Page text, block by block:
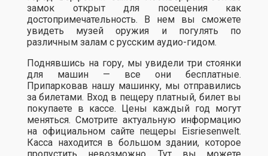
замок открыт для посещения как
достопримечательность. В нем вы сможете
увидеть музей оружия и погулять по
различным залам с русским аудио-гидом.
Поднявшись на гору, мы увидели три стоянки
для машин — все они бесплатные.
Припарковав нашу машинку, мы отправились
за билетами. Вход в пещеру платный, билет вы
покупаете в кассе. Цены каждый год могут
меняться. Смотрите актуальную информацию
на официальном сайте пещеры Eisriesenwelt.
Касса находится в большом здании, которое
пропустить невозможно. Тут вы можете